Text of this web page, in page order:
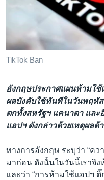
เรียนรู้ภาษาอังกฤษ
พอดคาสต์
ติดตามเรา
เลือกภาษา
TikTok Ban
อังกฤษประกาศแผนห้ามใ
ผลบังคับใช้ทันทีในวันพฤหั
ตกทั้งสหรัฐฯ แคนาดา และ
แอปฯ ดังกล่าวด้วยเหตุผล
ทางการอังกฤษ ระบุว่า “ค
มาก่อน ดังนั้นในวันนี้เราจึ
และว่า “การห้ามใช้แอปฯ